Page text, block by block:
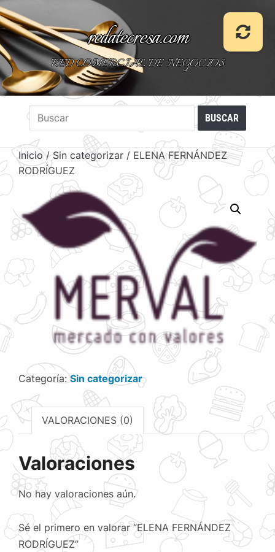
redatecresa.com
RED COMERCIAL DE NEGOCIOS
Inicio/Sin categorizar / ELENA FERNÁNDEZ
RODRÍGUEZ
Categoría:Sin categorizar
VALORACIONES (0)
Valoraciones
No hay valoraciones aún.
Sé el primero en valorar “ELENA FERNÁNDEZ
RODRÍGUEZ”